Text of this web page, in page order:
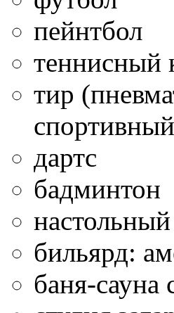
пейнтбол
теннисный
тир
дартс
бадминтон
бильярд:
баня-сауна